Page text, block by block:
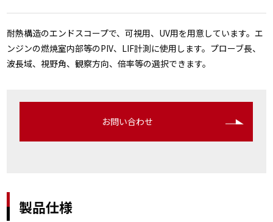
耐熱構造のエンドスコープで、可視用、UV用を用意しています。エ
ンジンの燃焼室内部等のPIV、LIF計測に使用します。プローブ長、
波長域、視野角、観察方向、倍率等の選択できます。
お問い合わせ
製品仕様